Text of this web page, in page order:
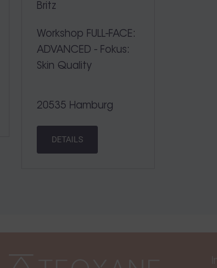
Britz
Workshop FULL-FACE:
ADVANCED - Fokus:
Skin Quality
20535 Hamburg
DETAILS